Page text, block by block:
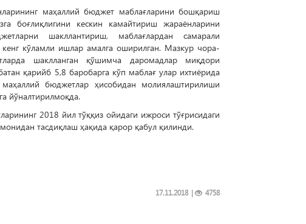
маҳаллий бюджет маблағларини бошқариш
боғлиқлигини кескин камайтириш жараёнларини
шакллантириш, маблағлардан самарали
кўламли ишлар амалга оширилган. Мазкур чора-
шаклланган қўшимча даромадлар миқдори
қарийб 5,8 баробарга кўп маблағ улар ихтиёрида
бюджетлар ҳисобидан молиялаштирилиши
йўналтирилмоқда.
2018 йил тўққиз ойидаги ижроси тўғрисидаги
тасдиқлаш ҳақида қарор қабул қилинди.
| 4758
17.11.2018